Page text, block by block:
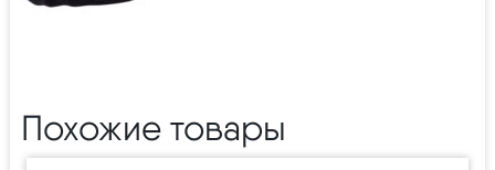
Похожие товары